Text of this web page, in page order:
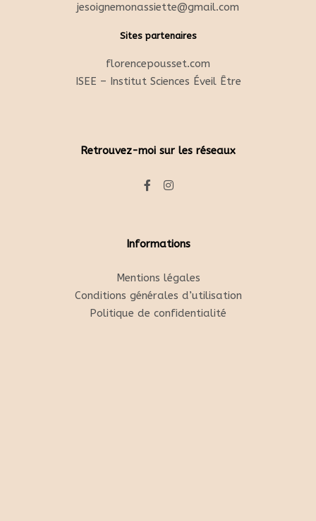
jesoignemonassiette@gmail.com
Sites partenaires
florencepousset.com
ISEE – Institut Sciences Éveil Être
Retrouvez-moi sur les réseaux
Informations
Mentions légales
Conditions générales d’utilisation
Politique de confidentialité